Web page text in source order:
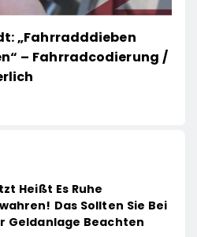
„Fahrradddieben
– Fahrradcodierung /
Heißt Es Ruhe
Das Sollten Sie Bei
Geldanlage Beachten